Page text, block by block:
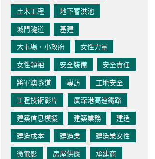
土木工程
地下蓄洪池
城門隧道
基建
大市場，小政府
女性力量
女性領袖
安全裝備
安全責任
將軍澳隧道
專訪
工地安全
工程技術影片
廣深港高速鐵路
建築信息模擬
建築業務
建造
建造成本
建造業
建造業女性
微電影
房屋供應
承建商